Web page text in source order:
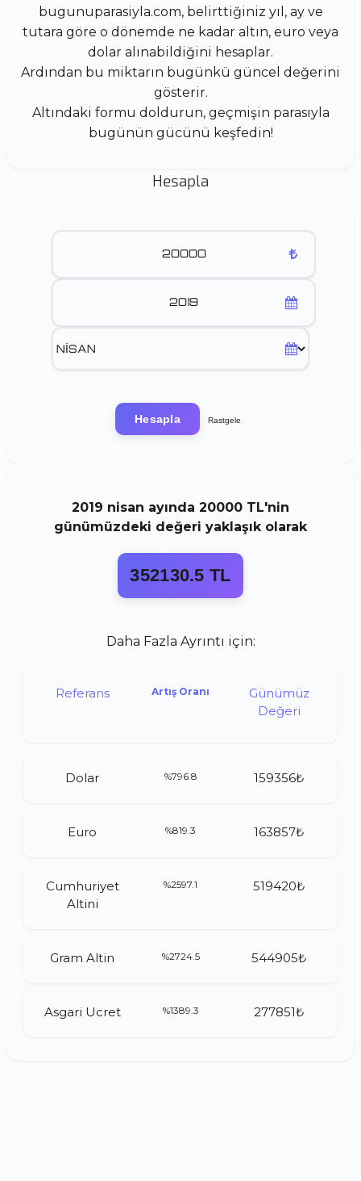
bugunuparasiyla.com, belirttiğiniz yıl, ay ve
tutara göre o dönemde ne kadar altın, euro veya
dolar alınabildiğini hesaplar.
Ardından bu miktarın bugünkü güncel değerini
gösterir.
Altındaki formu doldurun, geçmişin parasıyla
bugünün gücünü keşfedin!
Hesapla
Hesapla Rastgele
2019 nisan ayında 20000 TL'nin
günümüzdeki değeri yaklaşık olarak
352130.5 TL
Daha Fazla Ayrıntı için:
Referans Artış Oranı
Günümüz
Değeri
Dolar %796.8 159356₺
Euro %819.3 163857₺
Cumhuriyet
Altini
%2597.1 519420₺
Gram Altin %2724.5 544905₺
Asgari Ucret %1389.3 277851₺